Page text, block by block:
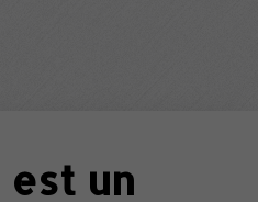
est un